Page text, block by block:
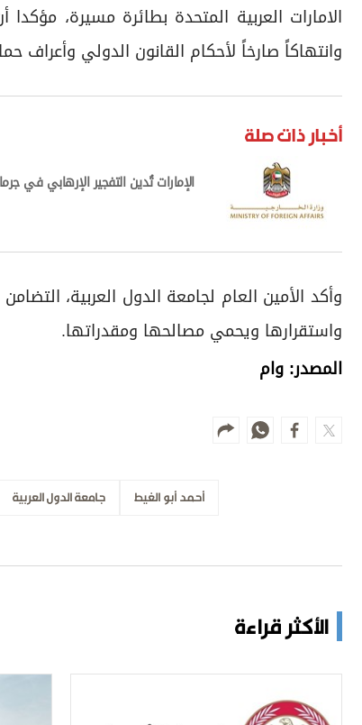
الامارات العربية المتحدة بطائرة مسيرة،
وانتهاكاً صارخاً لأحكام القانون الدولي وأعراف
أخبار ذات صلة
الإمارات تُدين التفجير الإرهابي في
وأكد الأمين العام لجامعة الدول العربية،
واستقرارها ويحمي مصالحها ومقدراتها.
المصدر: وام
أحمد أبو الغيط جامعة الدول العربية
الأكثر قراءة